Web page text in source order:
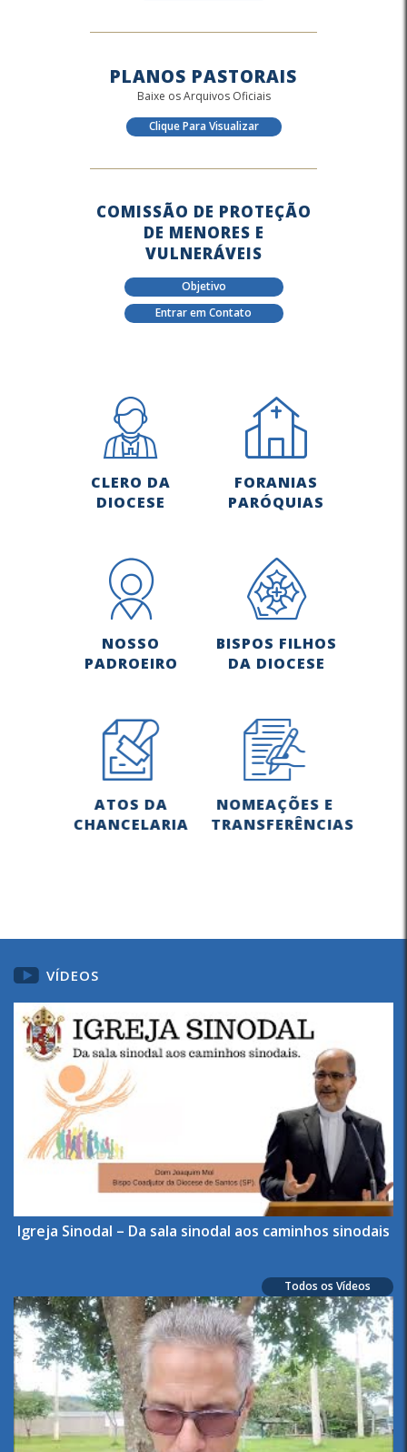
PLANOS PASTORAIS
Baixe os Arquivos Oficiais
Clique Para Visualizar
COMISSÃO DE PROTEÇÃO
DE MENORES E
VULNERÁVEIS
Objetivo
Entrar em Contato
CLERO DA
DIOCESE
FORANIAS
PARÓQUIAS
NOSSO
PADROEIRO
BISPOS FILHOS
DA DIOCESE
ATOS DA
CHANCELARIA
NOMEAÇÕES E
TRANSFERÊNCIAS
VÍDEOS
Igreja Sinodal – Da sala sinodal aos caminhos sinodais
Todos os Vídeos